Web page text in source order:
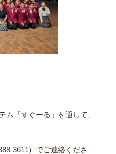
ム「すぐーる」を通して、
3611）でご連絡くださ